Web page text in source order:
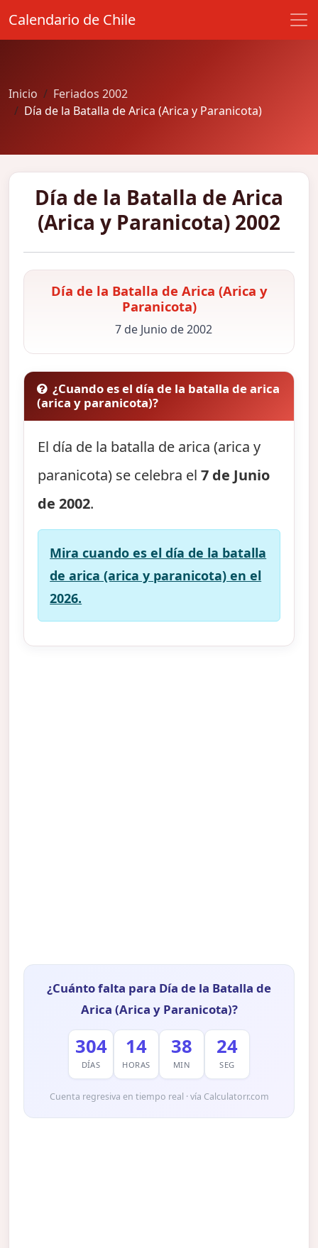
Calendario de Chile
Inicio
Feriados 2002
Día de la Batalla de Arica (Arica y Paranicota)
Día de la Batalla de Arica
(Arica y Paranicota) 2002
Día de la Batalla de Arica (Arica y
Paranicota)
7 de Junio de 2002
¿Cuando es el día de la batalla de arica
(arica y paranicota)?
El día de la batalla de arica (arica y
paranicota) se celebra el7 de Junio
de 2002.
Mira cuando es el día de la batalla
de arica (arica y paranicota) en el
2026.
¿Cuánto falta para Día de la Batalla de
Arica (Arica y Paranicota)?
304
DÍAS
14
HORAS
38
MIN
23
SEG
Cuenta regresiva en tiempo real · vía Calculatorr.com